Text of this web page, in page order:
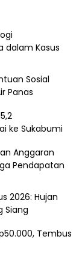
dalam Kasus
Sosial
Panas
ke Sukabumi
Anggaran
Pendapatan
2026: Hujan
Siang
Tembus